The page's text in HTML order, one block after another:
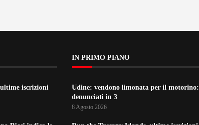
iscrizioni
IN PRIMO PIANO
Udine: vendono limonata per il motorino:
denunciati in 3
8 Agosto 2026